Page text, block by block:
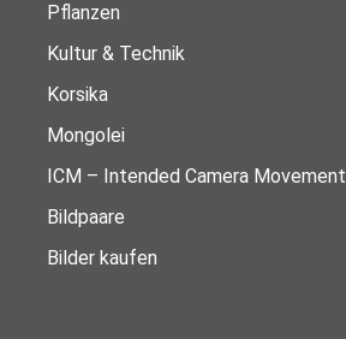
Pflanzen
Kultur & Technik
Korsika
Mongolei
ICM – Intended Camera Movement
Bildpaare
Bilder kaufen